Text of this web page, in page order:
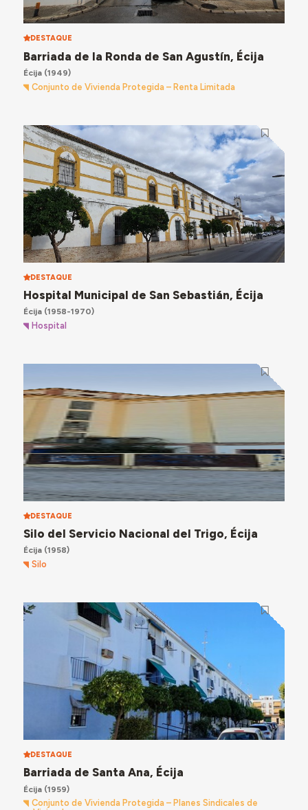
DESTAQUE
Barriada de la Ronda de San Agustín, Écija
Écija(1949)
Conjunto de Vivienda Protegida – Renta Limitada
DESTAQUE
Hospital Municipal de San Sebastián, Écija
Écija(1958-1970)
Hospital
DESTAQUE
Silo del Servicio Nacional del Trigo, Écija
Écija(1958)
Silo
DESTAQUE
Barriada de Santa Ana, Écija
Écija(1959)
Conjunto de Vivienda Protegida – Planes Sindicales de